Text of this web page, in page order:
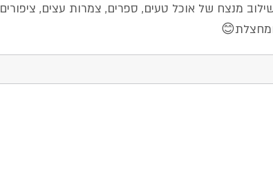
מנצח של אוכל טעים, ספרים, צמרות עצים, ציפורים